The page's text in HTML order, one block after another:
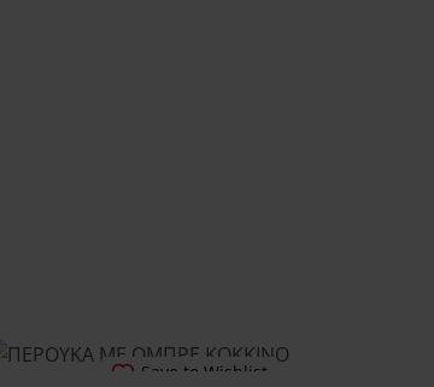
Save to Wishlist